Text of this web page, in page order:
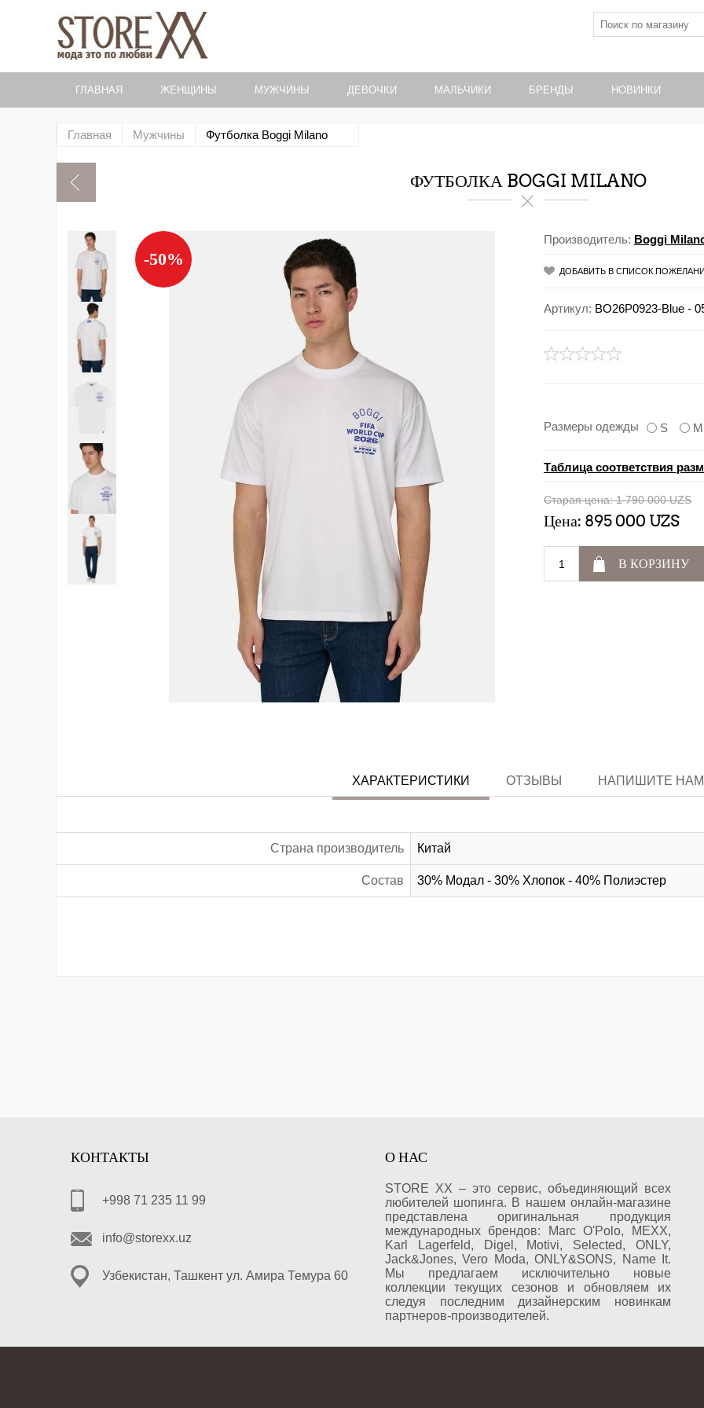
ГЛАВНАЯ ЖЕНЩИНЫ МУЖЧИНЫ ДЕВОЧКИ МАЛЬЧИКИ БРЕНДЫ НОВИНКИ
Главная Мужчины Футболка Boggi Milano
ФУТБОЛКА BOGGI MILANO
-50%
Производитель: Boggi
ДОБАВИТЬ В СПИСОК
Артикул: BO26P0923-Blue -
Размеры одежды S M
Таблица соответствия
Старая цена: 1 790 000 UZS
Цена: 895 000 UZS
В КОРЗИНУ
ХАРАКТЕРИСТИКИ ОТЗЫВЫ НАПИШИТЕ НАМ
Страна производитель Китай
Состав 30% Модал - 30% Хлопок - 40% Полиэстер
КОНТАКТЫ
+998 71 235 11 99
info@storexx.uz
Узбекистан, Ташкент ул. Амира Темура 60
О НАС
STORE XX – это сервис, объединяющий всех
любителей шопинга. В нашем онлайн-магазине
представлена оригинальная продукция
международных брендов: Marc O'Polo, MEXX,
Karl Lagerfeld, Digel, Motivi, Selected, ONLY,
Jack&Jones, Vero Moda, ONLY&SONS, Name It.
Мы предлагаем исключительно новые
коллекции текущих сезонов и обновляем их
следуя последним дизайнерским новинкам
партнеров-производителей.